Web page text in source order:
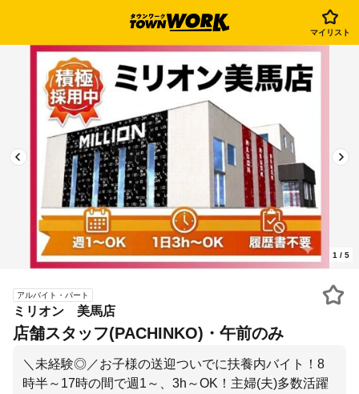
マイリスト
1 / 5
アルバイト・パート
ミリオン 美馬店
店舗スタッフ(PACHINKO)・午前のみ
＼未経験◎／お子様の送迎ついでに扶養内バイト！8
時半～17時の間で週1～、3h～OK！主婦(夫)多数活躍